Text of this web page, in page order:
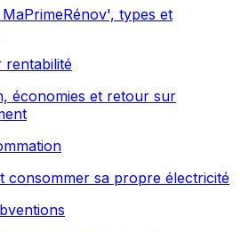
types et
rentabilité
économies et retour sur
consommer sa propre électricité